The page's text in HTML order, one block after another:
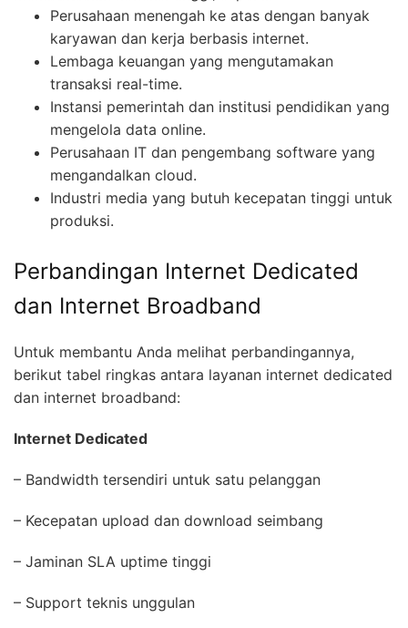
Perusahaan menengah ke atas dengan banyak
karyawan dan kerja berbasis internet.
Lembaga keuangan yang mengutamakan
transaksi real-time.
Instansi pemerintah dan institusi pendidikan yang
mengelola data online.
Perusahaan IT dan pengembang software yang
mengandalkan cloud.
Industri media yang butuh kecepatan tinggi untuk
produksi.
Perbandingan Internet Dedicated
dan Internet Broadband
Untuk membantu Anda melihat perbandingannya,
berikut tabel ringkas antara layanan internet dedicated
dan internet broadband:
Internet Dedicated
– Bandwidth tersendiri untuk satu pelanggan
– Kecepatan upload dan download seimbang
– Jaminan SLA uptime tinggi
– Support teknis unggulan